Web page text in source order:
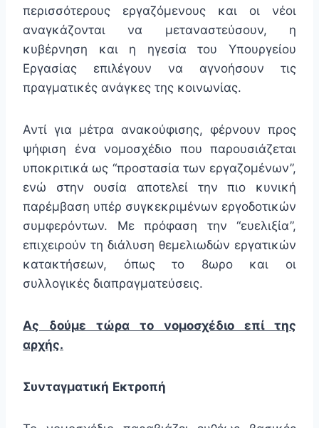
περισσότερους εργαζόμενους και οι νέοι
αναγκάζονται να μεταναστεύσουν, η
κυβέρνηση και η ηγεσία του Υπουργείου
Εργασίας επιλέγουν να αγνοήσουν τις
πραγματικές ανάγκες της κοινωνίας.
Αντί για μέτρα ανακούφισης, φέρνουν προς
ψήφιση ένα νομοσχέδιο που παρουσιάζεται
υποκριτικά ως “προστασία των εργαζομένων”,
ενώ στην ουσία αποτελεί την πιο κυνική
παρέμβαση υπέρ συγκεκριμένων εργοδοτικών
συμφερόντων. Με πρόφαση την “ευελιξία”,
επιχειρούν τη διάλυση θεμελιωδών εργατικών
κατακτήσεων, όπως το 8ωρο και οι
συλλογικές διαπραγματεύσεις.
Ας δούμε τώρα το νομοσχέδιο επί της
αρχής.
Συνταγματική Εκτροπή